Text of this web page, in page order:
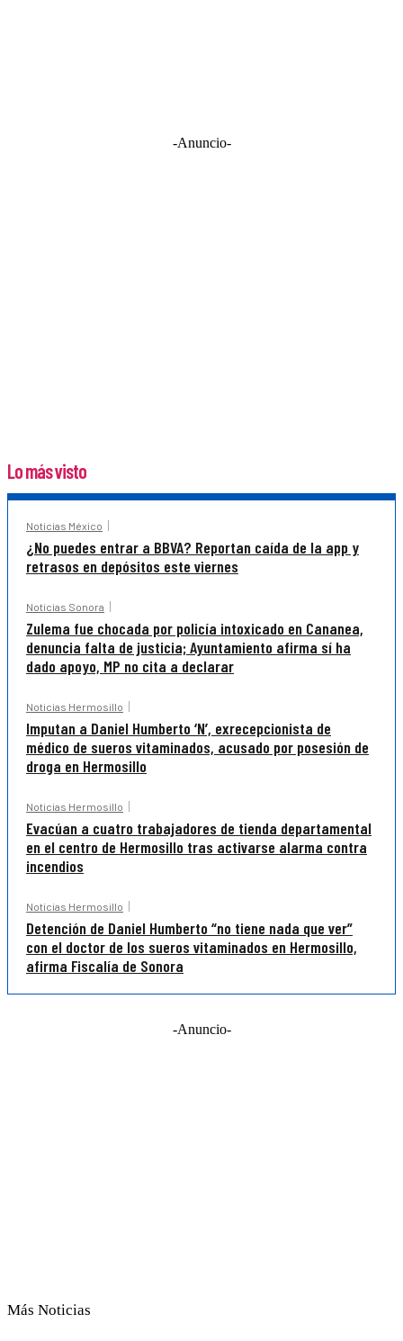
-Anuncio-
Lo más visto
Noticias México
¿No puedes entrar a BBVA? Reportan caída de la app y
retrasos en depósitos este viernes
Noticias Sonora
Zulema fue chocada por policía intoxicado en Cananea,
denuncia falta de justicia; Ayuntamiento afirma sí ha
dado apoyo, MP no cita a declarar
Noticias Hermosillo
Imputan a Daniel Humberto ‘N’, exrecepcionista de
médico de sueros vitaminados, acusado por posesión de
droga en Hermosillo
Noticias Hermosillo
Evacúan a cuatro trabajadores de tienda departamental
en el centro de Hermosillo tras activarse alarma contra
incendios
Noticias Hermosillo
Detención de Daniel Humberto “no tiene nada que ver”
con el doctor de los sueros vitaminados en Hermosillo,
afirma Fiscalía de Sonora
-Anuncio-
Más Noticias